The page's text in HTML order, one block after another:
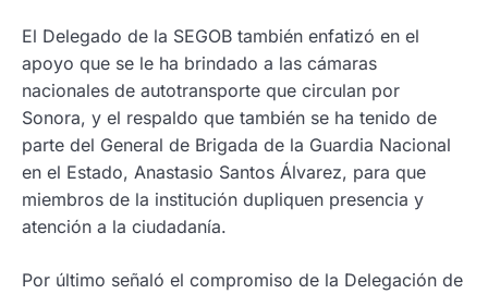
El Delegado de la SEGOB también enfatizó en el
apoyo que se le ha brindado a las cámaras
nacionales de autotransporte que circulan por
Sonora, y el respaldo que también se ha tenido de
parte del General de Brigada de la Guardia Nacional
en el Estado, Anastasio Santos Álvarez, para que
miembros de la institución dupliquen presencia y
atención a la ciudadanía.
Por último señaló el compromiso de la Delegación de